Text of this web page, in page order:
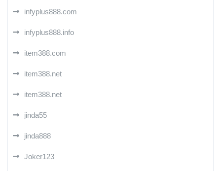
infyplus888.com
infyplus888.info
item388.com
item388.net
item388.net
jinda55
jinda888
Joker123